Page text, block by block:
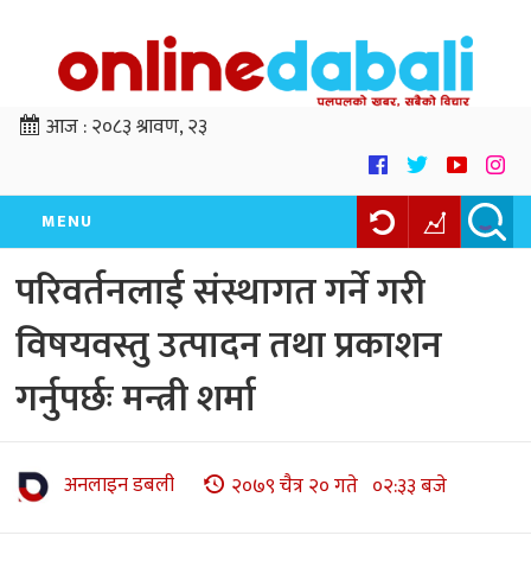
आज :२०८३ श्रावण, २३
MENU
परिवर्तनलाई संस्थागत गर्ने गरी
विषयवस्तु उत्पादन तथा प्रकाशन
गर्नुपर्छः मन्त्री शर्मा
अनलाइन डबली २०७९ चैत्र २० गते ०२:३३ बजे